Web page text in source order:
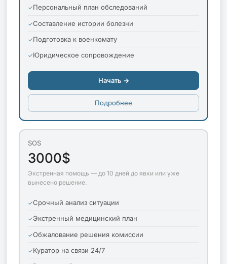
Персональный план обследований
Составление истории болезни
Подготовка к военкомату
Юридическое сопровождение
Начать →
Подробнее
SOS
3000$
Экстренная помощь — до 10 дней до явки или уже
вынесено решение.
Срочный анализ ситуации
Экстренный медицинский план
Обжалование решения комиссии
Куратор на связи 24/7